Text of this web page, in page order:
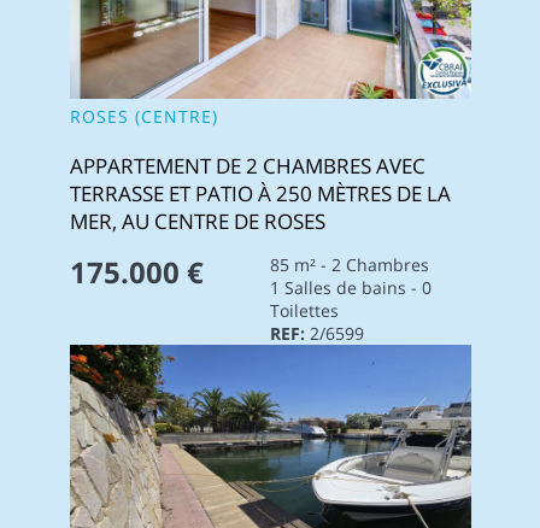
ROSES (CENTRE)
APPARTEMENT DE 2 CHAMBRES AVEC
TERRASSE ET PATIO À 250 MÈTRES DE LA
MER, AU CENTRE DE ROSES
175.000 €
85 m² - 2 Chambres
1 Salles de bains - 0
Toilettes
REF: 2/6599